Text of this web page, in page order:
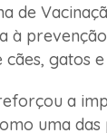
de
à
gatos
a
uma das